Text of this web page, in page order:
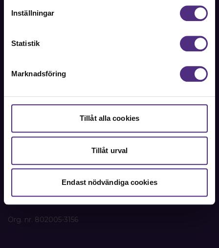
cookies vid fortsatt användande av vår webbplats.
Inställningar
Statistik
Marknadsföring
Tillåt alla cookies
Tillåt urval
Endast nödvändiga cookies
Kontakta oss på SRAT med frågor om ditt medlemskap
08-442 44 60
Kontakta oss
Kansli
111 84 Stockholm
Oxtorgsgatan 9-11, 111 57 Stockholm
Org. nr. 802005-3156